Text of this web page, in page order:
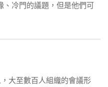
、冷門的議題，但是他們可
大至數百人組織的會議形